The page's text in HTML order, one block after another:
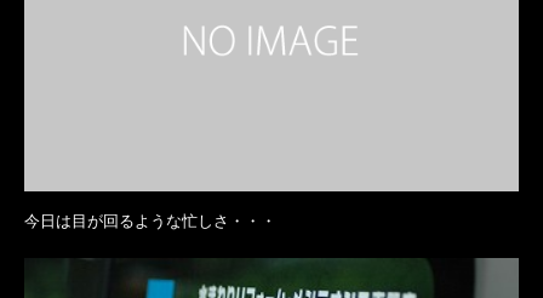
今日は目が回るような忙しさ・・・